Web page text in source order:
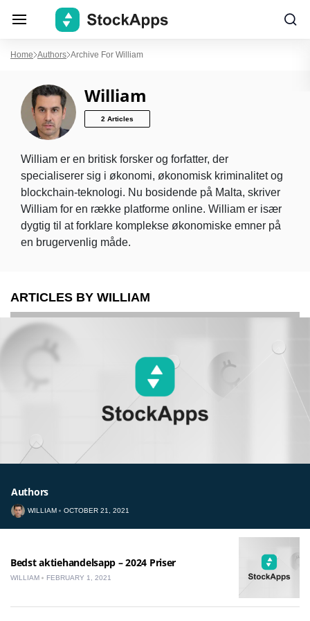
Home Authors Archive For William
William
2 Articles
William er en britisk forsker og forfatter, der
specialiserer sig i økonomi, økonomisk kriminalitet og
blockchain-teknologi. Nu bosidende på Malta, skriver
William for en række platforme online. William er især
dygtig til at forklare komplekse økonomiske emner på
en brugervenlig måde.
ARTICLES BY WILLIAM
Authors
WILLIAM OCTOBER 21, 2021
Bedst aktiehandelsapp – 2024 Priser
WILLIAM FEBRUARY 1, 2021